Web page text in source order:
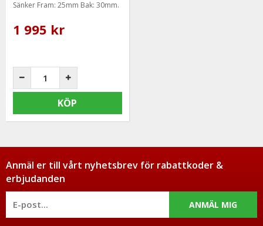
Sänker Fram: 25mm Bak: 30mm.
1 995 kr
KÖP
Anmäl er till vårt nyhetsbrev för rabattkoder &
erbjudanden
ANMÄL MIG